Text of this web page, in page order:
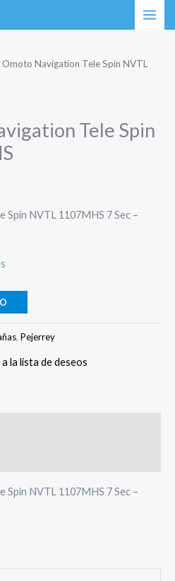
Omoto Navigation Tele Spin NVTL
Tele Spin
Spin NVTL 1107MHS 7 Sec –
, Pejerrey
la lista de deseos
Spin NVTL 1107MHS 7 Sec –